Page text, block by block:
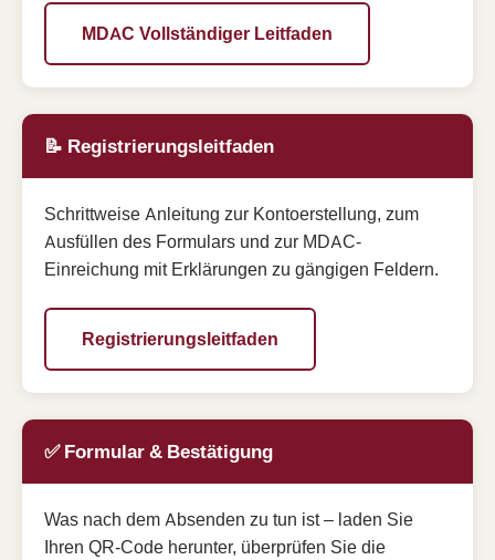
MDAC Vollständiger Leitfaden
📝 Registrierungsleitfaden
Schrittweise Anleitung zur Kontoerstellung, zum
Ausfüllen des Formulars und zur MDAC-
Einreichung mit Erklärungen zu gängigen Feldern.
Registrierungsleitfaden
✅ Formular & Bestätigung
Was nach dem Absenden zu tun ist – laden Sie
Ihren QR-Code herunter, überprüfen Sie die